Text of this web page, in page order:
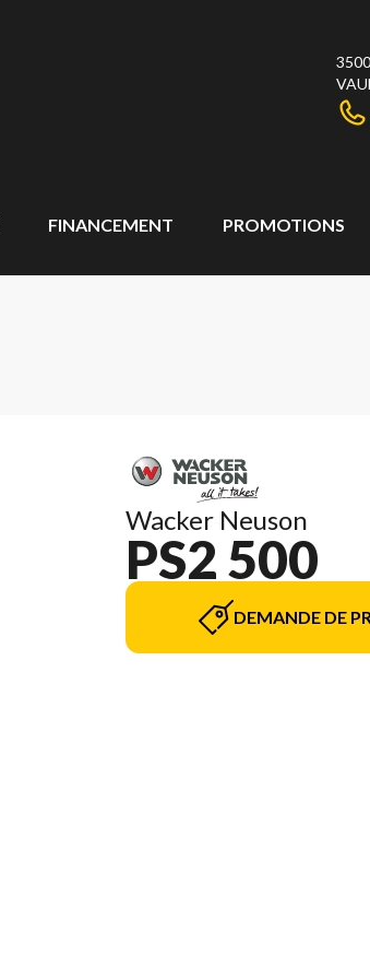
FINANCEMENT PROMOTIONS
Wacker Neuson
PS2 500
DEMANDE DE